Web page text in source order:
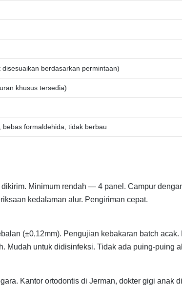
berdasarkan permintaan)
khusus tersedia)
formaldehida, tidak berbau
Minimum rendah — 4 panel. Campur
kedalaman alur. Pengiriman cepat.
(±0,12mm). Pengujian kebakaran batch acak.
Mudah untuk didisinfeksi. Tidak ada puing-puing
Kantor ortodontis di Jerman, dokter gigi anak di